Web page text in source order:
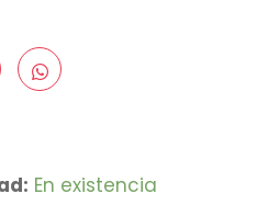
En existencia